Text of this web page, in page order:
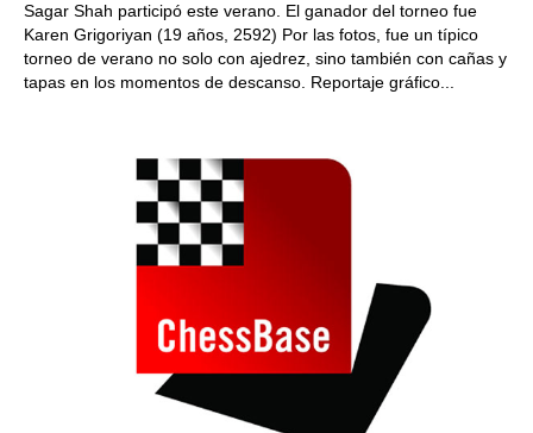
Sagar Shah participó este verano. El ganador del torneo fue
Karen Grigoriyan (19 años, 2592) Por las fotos, fue un típico
torneo de verano no solo con ajedrez, sino también con cañas y
tapas en los momentos de descanso. Reportaje gráfico...